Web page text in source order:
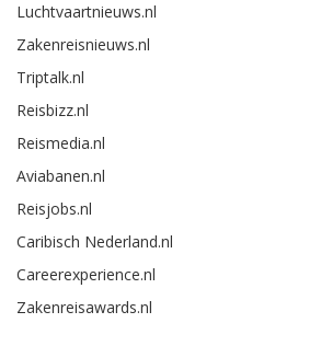
Luchtvaartnieuws.nl
Zakenreisnieuws.nl
Triptalk.nl
Reisbizz.nl
Reismedia.nl
Aviabanen.nl
Reisjobs.nl
Caribisch Nederland.nl
Careerexperience.nl
Zakenreisawards.nl